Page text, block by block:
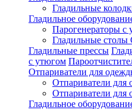
Гладильные
Гладильное
Парогенераторы с
Гладильные столы
Гладильные прессы
с утюгом
Отпариватели для
Отпариватели для
Отпариватели для
Гладильное